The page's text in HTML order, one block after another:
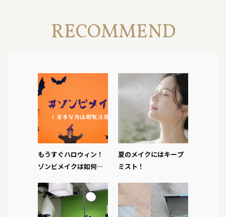
RECOMMEND
もうすぐハロウィン！
ゾンビメイクは如何で
夏のメイクにはキープ
ミスト！